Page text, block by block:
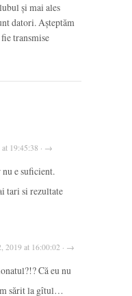
și mai ales
datori. Așteptăm
transmise
19:45:38 · →
e suficient.
tari si rezultate
2019 at 16:00:02 · →
Că eu nu
sărit la gîtul…